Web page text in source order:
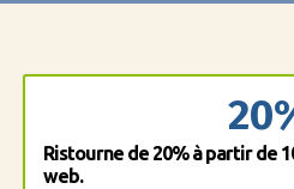
Ristourne de 20% à partir de
web.